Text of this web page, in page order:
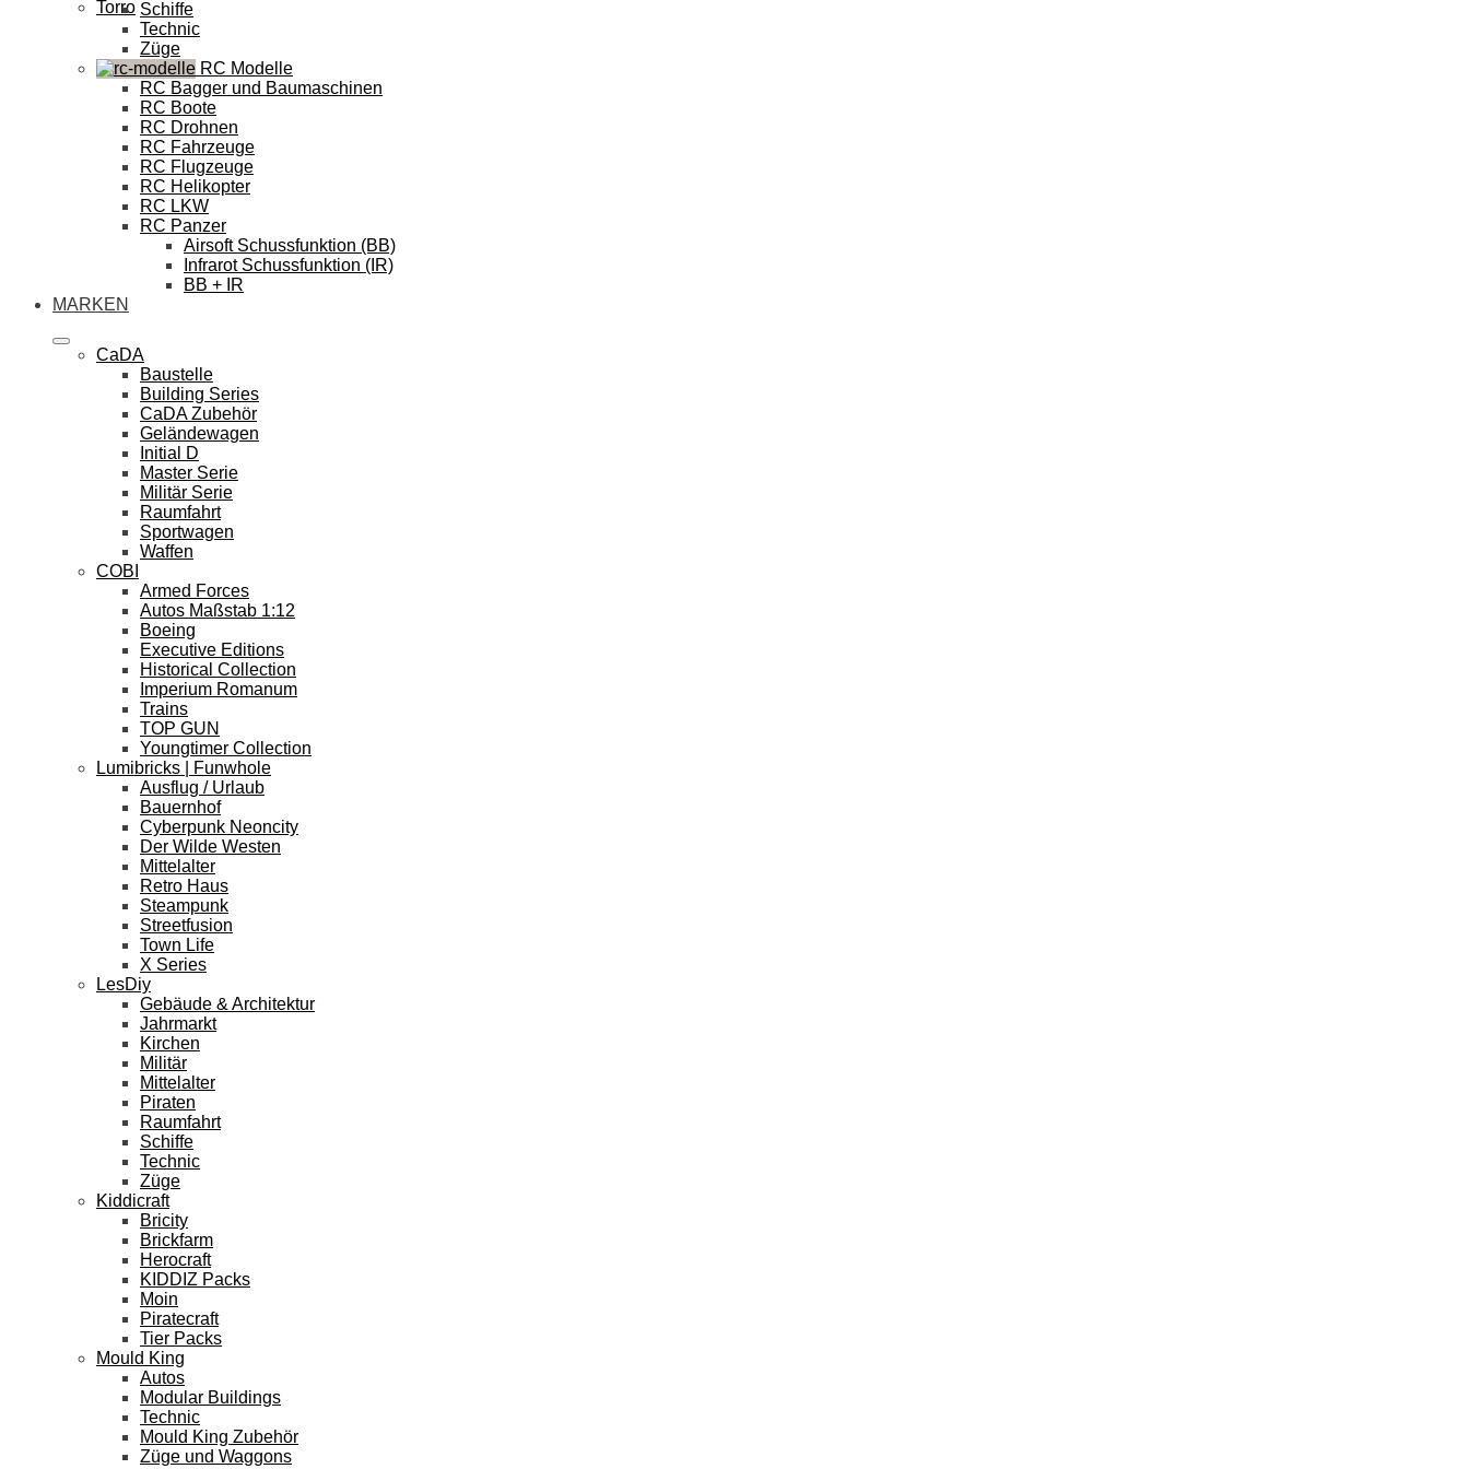
Torro Schiffe
Technic
Züge
RC Modelle
RC Bagger und Baumaschinen
RC Boote
RC Drohnen
RC Fahrzeuge
RC Flugzeuge
RC Helikopter
RC LKW
RC Panzer
Airsoft Schussfunktion (BB)
Infrarot Schussfunktion (IR)
BB + IR
MARKEN
CaDA
Baustelle
Building Series
CaDA Zubehör
Geländewagen
Initial D
Master Serie
Militär Serie
Raumfahrt
Sportwagen
Waffen
COBI
Armed Forces
Autos Maßstab 1:12
Boeing
Executive Editions
Historical Collection
Imperium Romanum
Trains
TOP GUN
Youngtimer Collection
Lumibricks | Funwhole
Ausflug / Urlaub
Bauernhof
Cyberpunk Neoncity
Der Wilde Westen
Mittelalter
Retro Haus
Steampunk
Streetfusion
Town Life
X Series
LesDiy
Gebäude & Architektur
Jahrmarkt
Kirchen
Militär
Mittelalter
Piraten
Raumfahrt
Schiffe
Technic
Züge
Kiddicraft
Bricity
Brickfarm
Herocraft
KIDDIZ Packs
Moin
Piratecraft
Tier Packs
Mould King
Autos
Modular Buildings
Technic
Mould King Zubehör
Züge und Waggons